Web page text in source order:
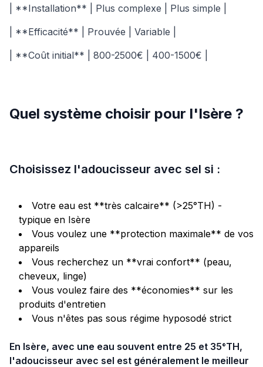
| **Installation** | Plus complexe | Plus simple |
| **Efficacité** | Prouvée | Variable |
| **Coût initial** | 800-2500€ | 400-1500€ |
Quel système choisir pour l'Isère ?
Choisissez l'adoucisseur avec sel si :
Votre eau est **très calcaire** (>25°TH) -
typique en Isère
Vous voulez une **protection maximale** de vos
appareils
Vous recherchez un **vrai confort** (peau,
cheveux, linge)
Vous voulez faire des **économies** sur les
produits d'entretien
Vous n'êtes pas sous régime hyposodé strict
En Isère, avec une eau souvent entre 25 et 35°TH,
l'adoucisseur avec sel est généralement le meilleur